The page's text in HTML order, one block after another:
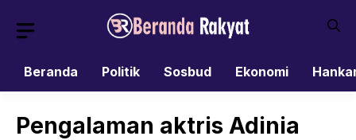
Beranda
Politik Sosbud Ekonomi
Pengalaman aktris Adinia